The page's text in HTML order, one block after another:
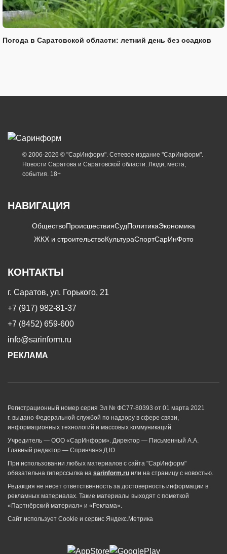
Погода в Саратовской области: летний день без осадков
© 2006-2026 © "СарИнформ". Сетевое издание "СарИнформ".
Новости Саратова и Саратовской области. Люди, места,
события. 18+
НАВИГАЦИЯ
ОбществоПроисшествияСудПолитикаЭкономика
ЖКХ и строительствоКультураСпортСарИнФото
КОНТАКТЫ
г. Саратов, ул. Горького, 21
+7 (917) 982-81-37
+7 (8452) 659-600
info@sarinform.ru
РЕКЛАМА
Регистрационный номер серия Эл № ФС77-80393 от 01 марта 2021
г. выдано Федеральной службой по надзору в сфере связи,
информационных технологий и массовых коммуникаций.
Учредитель — ООО «СарИнформ». Директор — Письменный А.А.
Главный редактор — Спринчанэ Д.Ю.
При использовании любых материалов с сайта "СарИнформ"
обязательна гиперссылка на sarinform.ru или на страницу с новостью.
Редакция не несет ответственность за достоверность информации в
рекламных материалах. Такие материалы выходят с пометкой
«Партнёрский материал» и «Реклама».
Сайт использует Cookie и сервиc Яндекс.Метрика